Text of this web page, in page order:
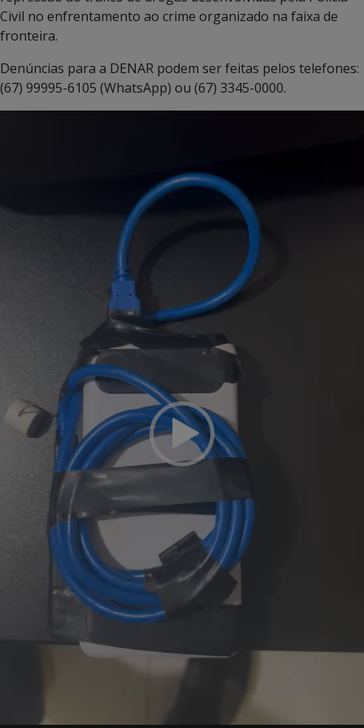
Civil no enfrentamento ao crime organizado na faixa de
fronteira.
Denúncias para a DENAR podem ser feitas pelos telefones:
(67) 99995-6105 (WhatsApp) ou (67) 3345-0000.